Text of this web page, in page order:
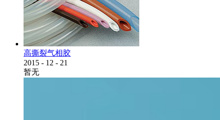
高撕裂气相胶
2015 - 12 - 21
暂无